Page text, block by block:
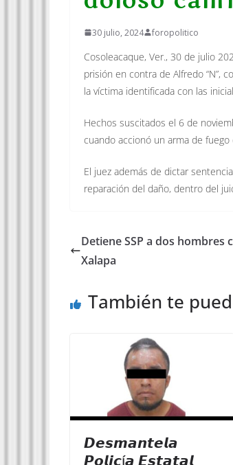
30 julio, 2024 foropolitico
Cosoleacaque, Ver., 30 de julio
prisión en contra de Alfredo “N”,
la víctima identificada con las
Hechos suscitados el 6 de
cuando accionó un arma de
El juez además de dictar
reparación del daño, dentro del
Detiene SSP a dos hombres
Xalapa
También te
𝘿𝙚𝙨𝙢𝙖𝙣𝙩𝙚𝙡𝙖
𝙋𝙤𝙡𝙞𝙘í𝙖 𝙀𝙨𝙩𝙖𝙩𝙖𝙡